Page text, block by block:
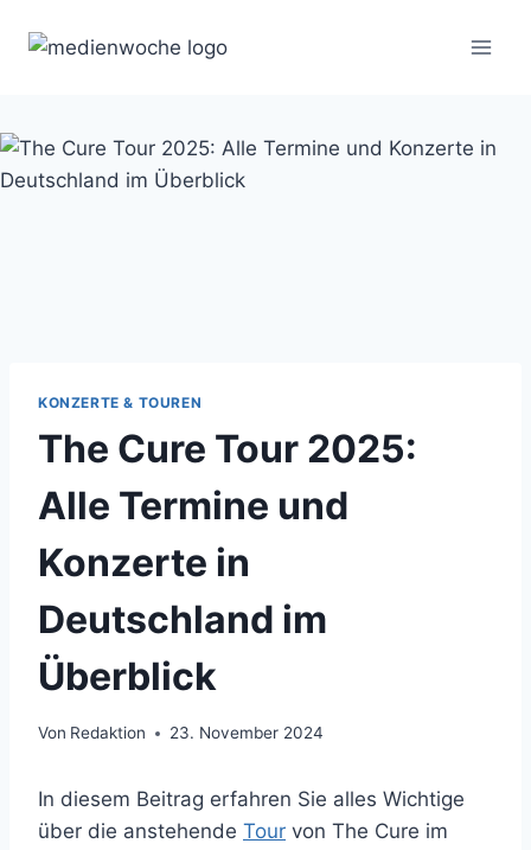
Inhalt
KONZERTE & TOUREN
The Cure Tour 2025:
Alle Termine und
Konzerte in
Deutschland im
Überblick
Von Redaktion 23. November 2024
In diesem Beitrag erfahren Sie alles Wichtige
über die anstehende Tour von The Cure im